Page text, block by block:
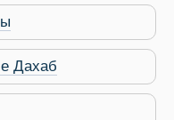
Дахаб